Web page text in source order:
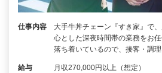
仕事内容
大手牛丼チェーン『すき家』で
心とした深夜時間帯の業務をお
落ち着いているので、接客・調
給与 月収270,000円以上（想定）